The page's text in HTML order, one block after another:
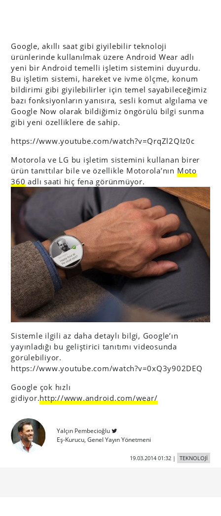
Google, akıllı saat gibi giyilebilir teknoloji
ürünlerinde kullanılmak üzere Android Wear adlı
yeni bir Android temelli işletim sistemini duyurdu.
Bu işletim sistemi, hareket ve ivme ölçme, konum
bildirimi gibi giyilebilirler için temel sayabileceğimiz
bazı fonksiyonların yanısıra, sesli komut algılama ve
Google Now olarak bildiğimiz öngörülü bilgi sunma
gibi yeni özelliklere de sahip.
https://www.youtube.com/watch?v=QrqZl2QIz0c
Motorola ve LG bu işletim sistemini kullanan birer
ürün tanıttılar bile ve özellikle Motorola’nın Moto
360 adlı saati hiç fena görünmüyor.
Sistemle ilgili az daha detaylı bilgi, Google’ın
yayınladığı bu geliştirici tanıtımı videosunda
görülebiliyor.
https://www.youtube.com/watch?v=0xQ3y902DEQ
Google çok hızlı
gidiyor.http://www.android.com/wear/
Yalçın Pembecioğlu
Eş-Kurucu, Genel Yayın Yönetmeni
19.03.2014 01:32| TEKNOLOJİ